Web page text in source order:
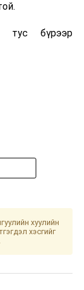
тус бүрээр
хуулийн
хэсгийг